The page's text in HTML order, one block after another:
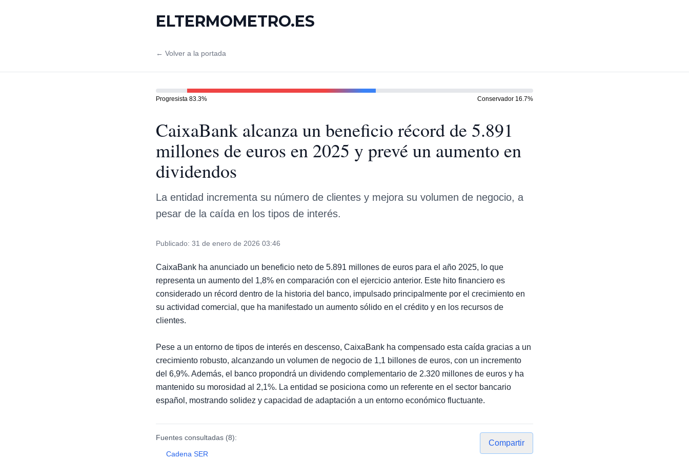
ELTERMOMETRO.ES
← Volver a la portada
Progresista 83.3% Conservador 16.7%
CaixaBank alcanza un beneficio récord de 5.891
millones de euros en 2025 y prevé un aumento en
dividendos
La entidad incrementa su número de clientes y mejora su volumen de negocio, a
pesar de la caída en los tipos de interés.
Publicado: 31 de enero de 2026 03:46
CaixaBank ha anunciado un beneficio neto de 5.891 millones de euros para el año 2025, lo que
representa un aumento del 1,8% en comparación con el ejercicio anterior. Este hito financiero es
considerado un récord dentro de la historia del banco, impulsado principalmente por el crecimiento en
su actividad comercial, que ha manifestado un aumento sólido en el crédito y en los recursos de
clientes.
Pese a un entorno de tipos de interés en descenso, CaixaBank ha compensado esta caída gracias a un
crecimiento robusto, alcanzando un volumen de negocio de 1,1 billones de euros, con un incremento
del 6,9%. Además, el banco propondrá un dividendo complementario de 2.320 millones de euros y ha
mantenido su morosidad al 2,1%. La entidad se posiciona como un referente en el sector bancario
español, mostrando solidez y capacidad de adaptación a un entorno económico fluctuante.
Fuentes consultadas (8):
Cadena SER
Compartir